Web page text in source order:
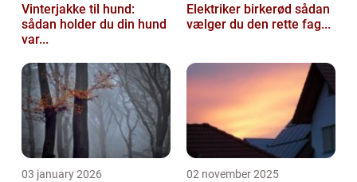
Vinterjakke til hund:
sådan holder du din hund
var...
Elektriker birkerød sådan
vælger du den rette fag...
03 january 2026 02 november 2025